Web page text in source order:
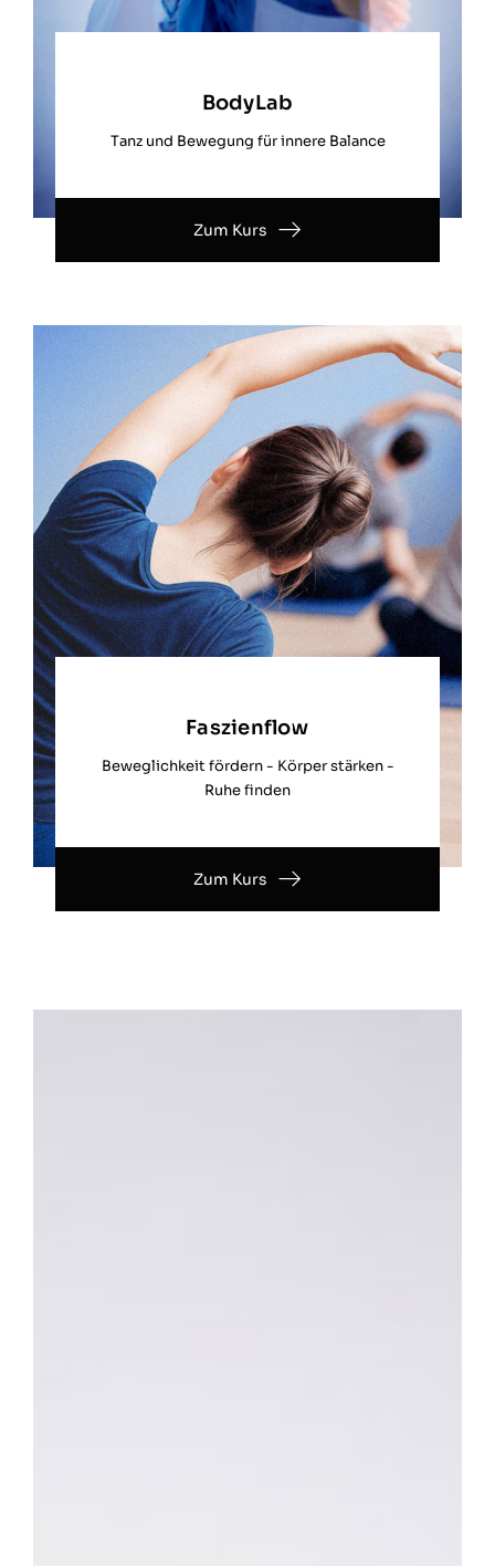
BodyLab
Tanz und Bewegung für innere Balance
Zum Kurs
Faszienflow
Beweglichkeit fördern - Körper stärken -
Ruhe finden
Zum Kurs